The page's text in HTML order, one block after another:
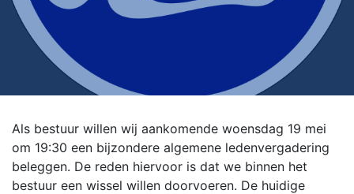
Als bestuur willen wij aankomende woensdag 19 mei
om 19:30 een bijzondere algemene ledenvergadering
beleggen. De reden hiervoor is dat we binnen het
bestuur een wissel willen doorvoeren. De huidige